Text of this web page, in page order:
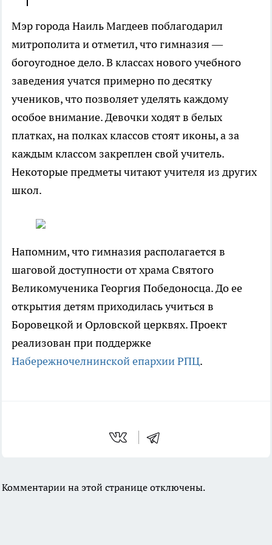
Мэр города Наиль Магдеев поблагодарил
митрополита и отметил, что гимназия —
богоугодное дело. В классах нового учебного
заведения учатся примерно по десятку
учеников, что позволяет уделять каждому
особое внимание. Девочки ходят в белых
платках, на полках классов стоят иконы, а за
каждым классом закреплен свой учитель.
Некоторые предметы читают учителя из других
школ.
Напомним, что гимназия располагается в
шаговой доступности от храма Святого
Великомученика Георгия Победоносца. До ее
открытия детям приходилась учиться в
Боровецкой и Орловской церквях. Проект
реализован при поддержке
Набережночелнинской епархии РПЦ.
Комментарии на этой странице отключены.